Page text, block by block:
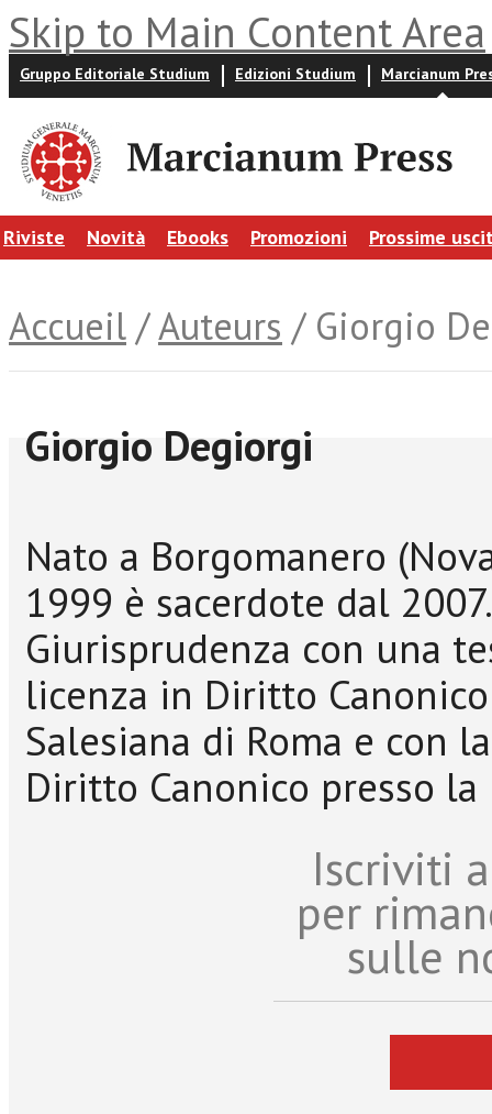
Skip to Main Content Area
Gruppo Editoriale Studium Edizioni Studium Marcianum
Riviste Novità Ebooks Promozioni Prossime
Accueil /Auteurs / Giorgio
Giorgio Degiorgi
Nato a Borgomanero
1999 è sacerdote dal
Giurisprudenza con una
licenza in Diritto
Salesiana di Roma e con
Diritto Canonico presso la
Iscriviti
per
sulle